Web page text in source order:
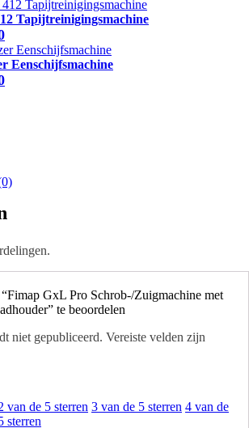
werkruimte een groter hard vloeroppervlak
worden.
machine adviseren wij graag over het juiste
borstel of pad en de juiste werkwijze. Zo
en voorkomt u verkeerd gebruik of
Tapijtreinigingsmachine
Eenschijfsmachine
“Fimap GxL Pro Schrob-/Zuigmachine met
te beoordelen
niet gepubliceerd. Vereiste velden zijn
van de 5 sterren 3 van de 5 sterren 4 van de
sterren